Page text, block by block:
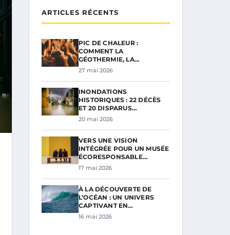
ARTICLES RÉCENTS
PIC DE CHALEUR :
COMMENT LA
GÉOTHERMIE, LA…
27 mai 2026
INONDATIONS
HISTORIQUES : 22 DÉCÈS
ET 20 DISPARUS…
20 mai 2026
VERS UNE VISION
INTÉGRÉE POUR UN MUSÉE
ÉCORESPONSABLE…
17 mai 2026
À LA DÉCOUVERTE DE
L’OCÉAN : UN UNIVERS
CAPTIVANT EN…
16 mai 2026